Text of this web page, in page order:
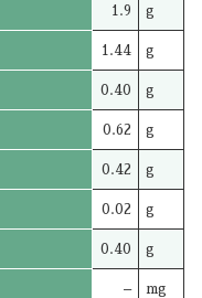
1.9 g
1.44 g
0.40 g
0.62 g
0.42 g
0.02 g
0.40 g
– mg